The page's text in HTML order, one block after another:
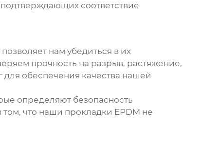
соответствие
позволяет нам убедиться в их
прочность на разрыв, растяжение,
обеспечения качества нашей
определяют безопасность
том, что наши прокладки EPDM не